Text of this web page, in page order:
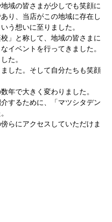
域の皆さまが少しでも笑顔に
り、当店がこの地域に存在し
う想いに至りました。
」と称して、地域の皆さまに
イベントを行ってきました。
た。
した。そして自分たちも笑顔
年で大きく変わりました。
するために、「マツシタデン
らにアクセスしていただけま